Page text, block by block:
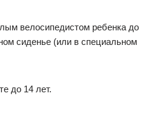
велосипедистом ребенка до
сиденье (или в специальном
до 14 лет.